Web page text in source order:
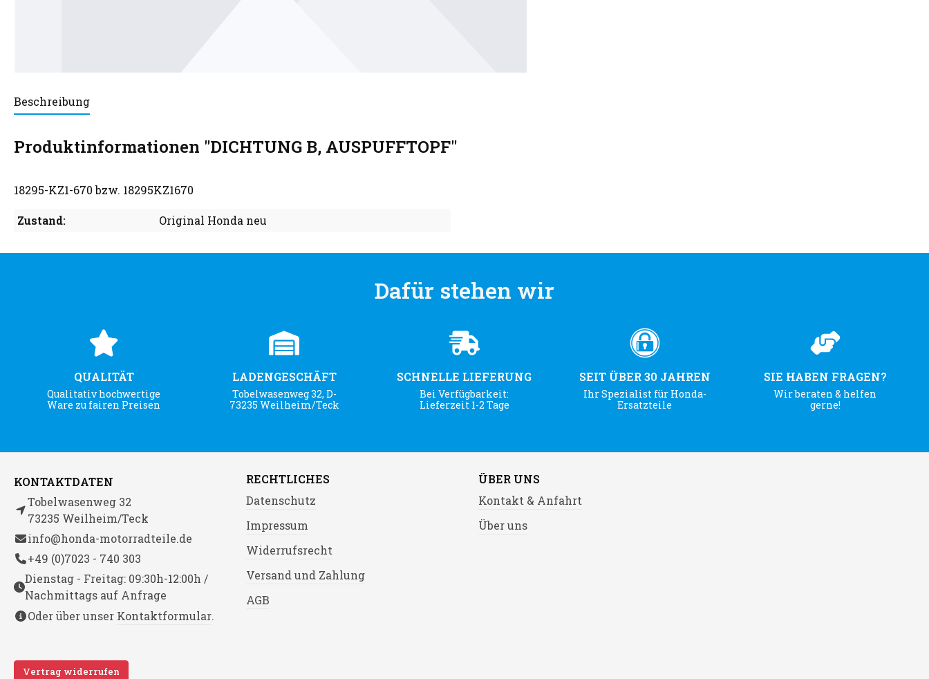
Beschreibung
Produktinformationen "DICHTUNG B, AUSPUFFTOPF"
18295-KZ1-670 bzw. 18295KZ1670
Zustand: Original Honda neu
Dafür stehen wir
QUALITÄT
Qualitativ hochwertige
Ware zu fairen Preisen
LADENGESCHÄFT
Tobelwasenweg 32, D-
73235 Weilheim/Teck
SCHNELLE LIEFERUNG
Bei Verfügbarkeit:
Lieferzeit 1-2 Tage
SEIT ÜBER 30 JAHREN
Ihr Spezialist für Honda-
Ersatzteile
SIE HABEN FRAGEN?
Wir beraten & helfen
gerne!
KONTAKTDATEN
Tobelwasenweg 32
73235 Weilheim/Teck
info@honda-motorradteile.de
+49 (0)7023 - 740 303
Dienstag - Freitag: 09:30h-12:00h /
Nachmittags auf Anfrage
Oder über unser Kontaktformular.
Vertrag widerrufen
RECHTLICHES
Datenschutz
Impressum
Widerrufsrecht
Versand und Zahlung
AGB
ÜBER UNS
Kontakt & Anfahrt
Über uns